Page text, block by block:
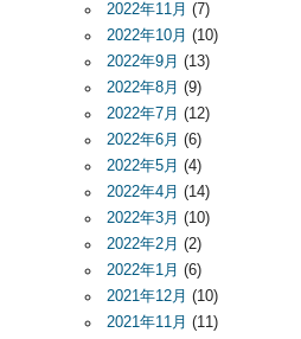
2022年11月 (7)
2022年10月 (10)
2022年9月 (13)
2022年8月 (9)
2022年7月 (12)
2022年6月 (6)
2022年5月 (4)
2022年4月 (14)
2022年3月 (10)
2022年2月 (2)
2022年1月 (6)
2021年12月 (10)
2021年11月 (11)